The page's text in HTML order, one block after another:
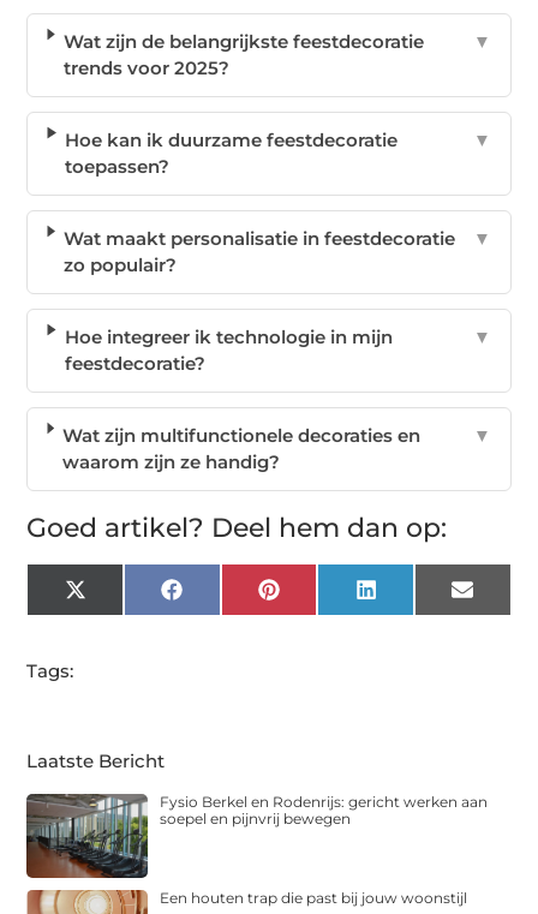
Wat zijn de belangrijkste feestdecoratie
trends voor 2025?
▼
Hoe kan ik duurzame feestdecoratie
toepassen?
▼
Wat maakt personalisatie in feestdecoratie
zo populair?
▼
Hoe integreer ik technologie in mijn
feestdecoratie?
▼
Wat zijn multifunctionele decoraties en
waarom zijn ze handig?
▼
Goed artikel? Deel hem dan op:
X
(Twitter)
FacebookPinterest LinkedIn Email
Tags:
Laatste Bericht
Fysio Berkel en Rodenrijs: gericht werken aan
soepel en pijnvrij bewegen
Een houten trap die past bij jouw woonstijl